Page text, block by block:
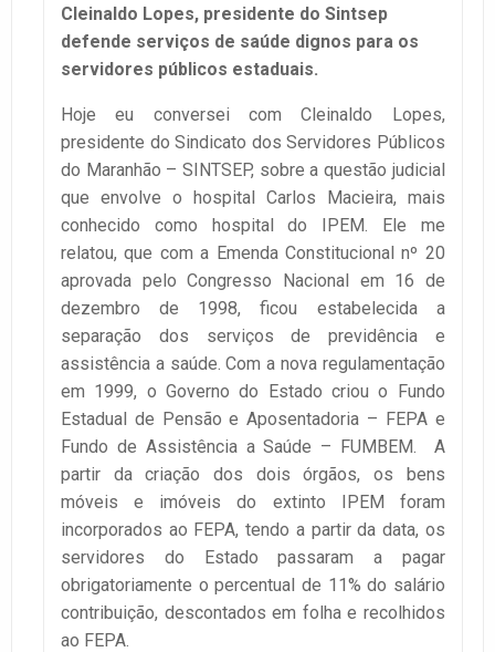
Cleinaldo Lopes, presidente do Sintsep
defende serviços de saúde dignos para os
servidores públicos estaduais.
Hoje eu conversei com Cleinaldo Lopes,
presidente do Sindicato dos Servidores Públicos
do Maranhão – SINTSEP, sobre a questão judicial
que envolve o hospital Carlos Macieira, mais
conhecido como hospital do IPEM. Ele me
relatou, que com a Emenda Constitucional nº 20
aprovada pelo Congresso Nacional em 16 de
dezembro de 1998, ficou estabelecida a
separação dos serviços de previdência e
assistência a saúde. Com a nova regulamentação
em 1999, o Governo do Estado criou o Fundo
Estadual de Pensão e Aposentadoria – FEPA e
Fundo de Assistência a Saúde – FUMBEM. A
partir da criação dos dois órgãos, os bens
móveis e imóveis do extinto IPEM foram
incorporados ao FEPA, tendo a partir da data, os
servidores do Estado passaram a pagar
obrigatoriamente o percentual de 11% do salário
contribuição, descontados em folha e recolhidos
ao FEPA.